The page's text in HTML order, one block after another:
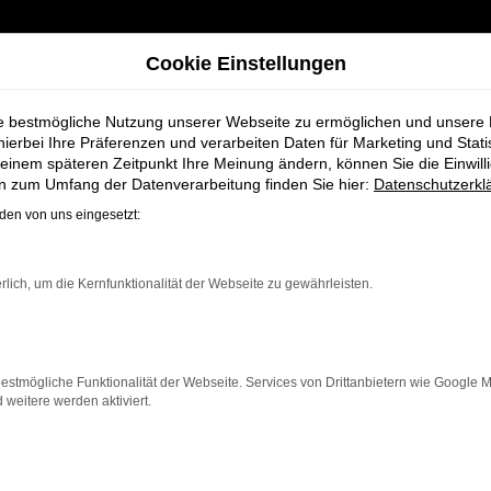
+ Koch -
Als erfahrene Experten bieten wir
auf Ihre Wünsche und Anforderungen abgestimmt
ermöglicht es Ihnen, das Modell zu finden, das
Services rund um Seat, die Ihnen den
oder eine umfassende
Ihnen eine Betreuung auf höchstem
für Seat und finden Sie mit uns das ideale
Cookie Einstellungen
bestmögliche Nutzung unserer Webseite zu ermöglichen und unsere
Ihre Präferenzen und verarbeiten Daten für Marketing und
späteren Zeitpunkt Ihre Meinung ändern, können Sie die
zum Umfang der Datenverarbeitung finden Sie hier:
von uns eingesetzt:
um die Kernfunktionalität der Webseite zu gewährleisten.
Funktionalität der Webseite. Services von Drittanbietern wie Google
weitere werden aktiviert.